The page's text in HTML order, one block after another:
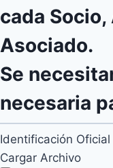
cada
Asociado.
Se
necesaria
Identificación Oficial
Cargar Archivo